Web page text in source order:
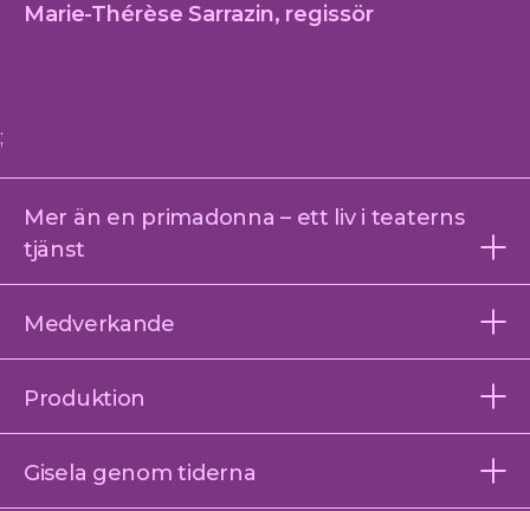
Marie-Thérèse Sarrazin, regissör
;
Mer än en primadonna – ett liv i teaterns
tjänst
Medverkande
Produktion
Gisela genom tiderna